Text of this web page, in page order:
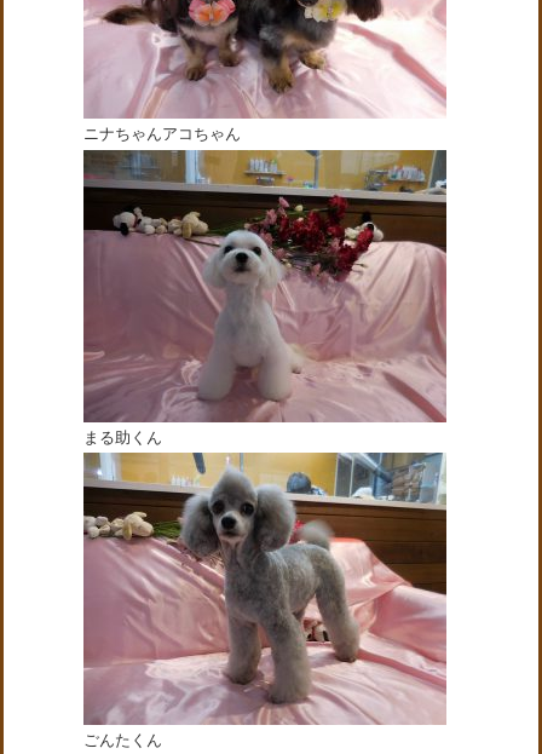
ニナちゃんアコちゃん
まる助くん
ごんたくん